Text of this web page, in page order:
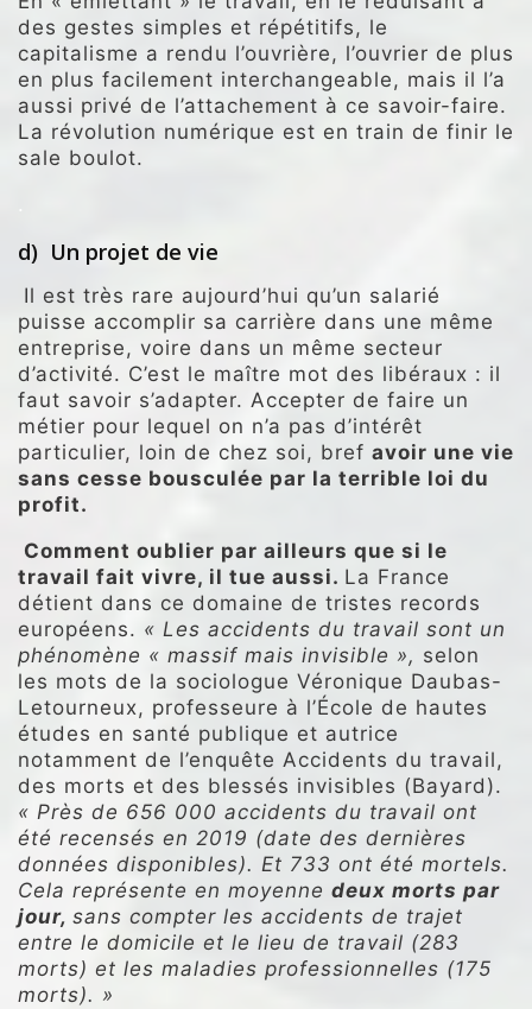
des gestes simples et répétitifs, le
capitalisme a rendu l’ouvrière, l’ouvrier de plus
en plus facilement interchangeable, mais il l’a
aussi privé de l’attachement à ce savoir-faire.
La révolution numérique est en train de finir le
sale boulot.
.
d) Un projet de vie
Il est très rare aujourd’hui qu’un salarié
puisse accomplir sa carrière dans une même
entreprise, voire dans un même secteur
d’activité. C’est le maître mot des libéraux : il
faut savoir s’adapter. Accepter de faire un
métier pour lequel on n’a pas d’intérêt
particulier, loin de chez soi, bref avoir une vie
sans cesse bousculée par la terrible loi du
profit.
Comment oublier par ailleurs que si le
travail fait vivre, il tue aussi. La France
détient dans ce domaine de tristes records
européens. « Les accidents du travail sont un
phénomène « massif mais invisible », selon
les mots de la sociologue Véronique Daubas-
Letourneux, professeure à l’École de hautes
études en santé publique et autrice
notamment de l’enquête Accidents du travail,
des morts et des blessés invisibles (Bayard).
« Près de 656 000 accidents du travail ont
été recensés en 2019 (date des dernières
données disponibles). Et 733 ont été mortels.
Cela représente en moyenne deux morts par
jour, sans compter les accidents de trajet
entre le domicile et le lieu de travail (283
morts) et les maladies professionnelles (175
morts). »